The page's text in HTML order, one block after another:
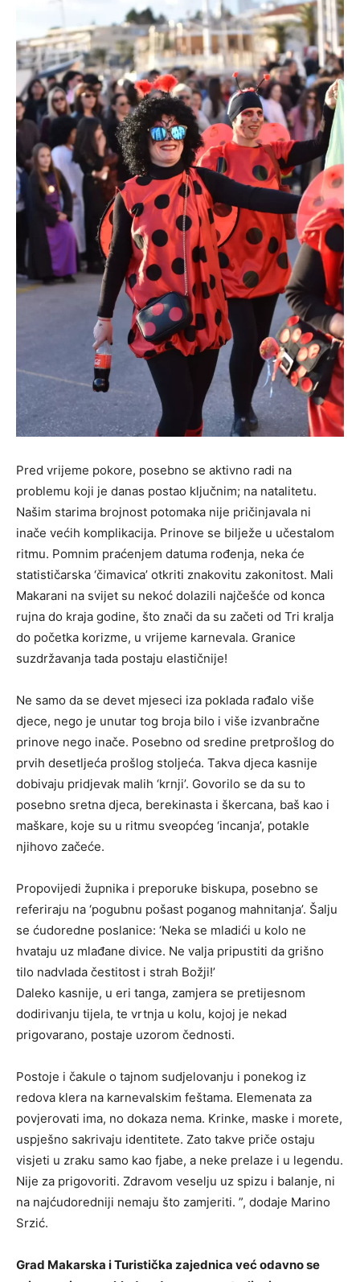
Pred vrijeme pokore, posebno se aktivno radi na
problemu koji je danas postao ključnim; na natalitetu.
Našim starima brojnost potomaka nije pričinjavala ni
inače većih komplikacija. Prinove se bilježe u učestalom
ritmu. Pomnim praćenjem datuma rođenja, neka će
statističarska ‘čimavica’ otkriti znakovitu zakonitost. Mali
Makarani na svijet su nekoć dolazili najčešće od konca
rujna do kraja godine, što znači da su začeti od Tri kralja
do početka korizme, u vrijeme karnevala. Granice
suzdržavanja tada postaju elastičnije!
Ne samo da se devet mjeseci iza poklada rađalo više
djece, nego je unutar tog broja bilo i više izvanbračne
prinove nego inače. Posebno od sredine pretprošlog do
prvih desetljeća prošlog stoljeća. Takva djeca kasnije
dobivaju pridjevak malih ‘krnji’. Govorilo se da su to
posebno sretna djeca, berekinasta i škercana, baš kao i
maškare, koje su u ritmu sveopćeg ‘incanja’, potakle
njihovo začeće.
Propovijedi župnika i preporuke biskupa, posebno se
referiraju na ‘pogubnu pošast poganog mahnitanja’. Šalju
se ćudoredne poslanice: ‘Neka se mladići u kolo ne
hvataju uz mlađane divice. Ne valja pripustiti da grišno
tilo nadvlada čestitost i strah Božji!’
Daleko kasnije, u eri tanga, zamjera se pretijesnom
dodirivanju tijela, te vrtnja u kolu, kojoj je nekad
prigovarano, postaje uzorom čednosti.
Postoje i čakule o tajnom sudjelovanju i ponekog iz
redova klera na karnevalskim feštama. Elemenata za
povjerovati ima, no dokaza nema. Krinke, maske i morete,
uspješno sakrivaju identitete. Zato takve priče ostaju
visjeti u zraku samo kao fjabe, a neke prelaze i u legendu.
Nije za prigovoriti. Zdravom veselju uz spizu i balanje, ni
na najćudoredniji nemaju što zamjeriti. ”, dodaje Marino
Srzić.
Grad Makarska i Turistička zajednica već odavno se